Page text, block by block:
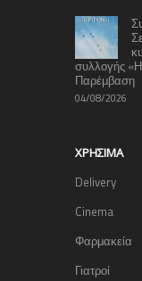
συλλογής
Παρέμβαση
04/08/2026
ΧΡΉΣΙΜΑ
Delivery
Cinema
Φαρμακεία
Γιατροί